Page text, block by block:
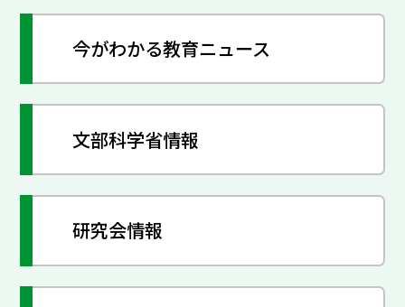
今がわかる教育ニュース
文部科学省情報
研究会情報